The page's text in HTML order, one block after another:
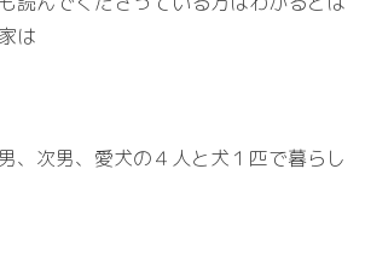
は
、次男、愛犬の４人と犬１匹で暮らし